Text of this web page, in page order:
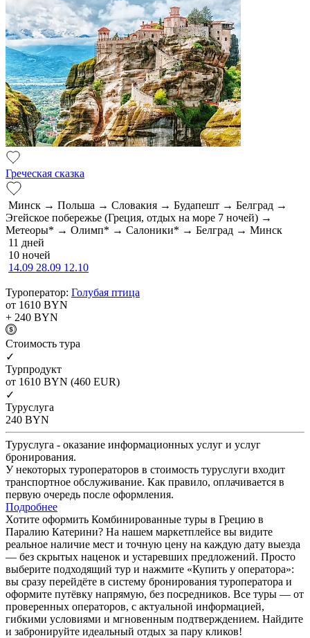
Греческая сказка
Минск → Польша → Словакия → Будапешт → Белград →
Эгейское побережье (Греция, отдых на море 7 ночей) →
Метеоры* → Олимп* → Салоники* → Белград → Минск
11 дней
10 ночей
14.09 28.09 12.10
Туроператор: Голубая птица
от 1610 BYN
+ 240 BYN
Cтоимость тура
✓
Турпродукт
от 1610 BYN (460 EUR)
✓
Туруслуга
240 BYN
Туруслуга - оказание информационных услуг и услуг
бронирования.
У некоторых туроператоров в стоимость туруслуги входит
транспортное обслуживание. Как правило, оплачивается в
первую очередь после оформления.
Подробнее
Хотите оформить Комбинированные туры в Грецию в
Паралию Катерини? На нашем маркетплейсе вы видите
реальное наличие мест и точную цену на каждую дату выезда
— без скрытых наценок и устаревших предложений. Просто
выберите подходящий тур и нажмите «Купить у оператора»:
вы сразу перейдёте в систему бронирования туроператора и
оформите путёвку напрямую, без посредников. Все туры — от
проверенных операторов, с актуальной информацией,
гибкими условиями и мгновенным подтверждением. Найдите
и забронируйте идеальный отдых за пару кликов!